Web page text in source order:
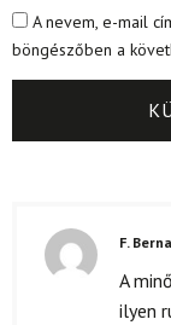
A nevem, e-mail
böngészőben a
F.
A
ilyen